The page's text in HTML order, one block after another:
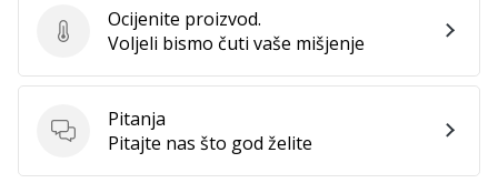
Ocijenite proizvod.
Ocijenite proizvod.
Voljeli bismo čuti vaše mišjenje
Pitanja
Pitanja
Pitajte nas što god želite